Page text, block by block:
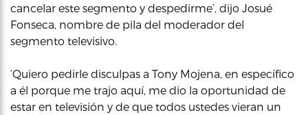
cancelar este segmento y despedirme’, dijo Josué
Fonseca, nombre de pila del moderador del
segmento televisivo.
‘Quiero pedirle disculpas a Tony Mojena, en específico
a él porque me trajo aquí, me dio la oportunidad de
estar en televisión y de que todos ustedes vieran un